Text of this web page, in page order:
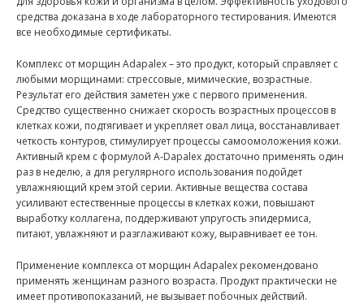
средства доказана в ходе лабораторного тестирования. Имеются
все необходимые сертификаты.
Комплекс от морщин Adapalex – это продукт, который справляет с
любыми морщинами: стрессовые, мимические, возрастные.
Результат его действия заметен уже с первого применения.
Средство существенно снижает скорость возрастных процессов в
клетках кожи, подтягивает и укрепляет овал лица, восстанавливает
четкость контуров, стимулирует процессы самоомоложения кожи.
Активный крем с формулой A-Dapalex достаточно применять один
раз в неделю, а для регулярного использования подойдет
увлажняющий крем этой серии. Активные вещества состава
усиливают естественные процессы в клетках кожи, повышают
выработку коллагена, поддерживают упругость эпидермиса,
питают, увлажняют и разглаживают кожу, выравнивает ее тон.
Применение комплекса от морщин Adapalex рекомендовано
применять женщинам разного возраста. Продукт практически не
имеет противопоказаний, не вызывает побочных действий.